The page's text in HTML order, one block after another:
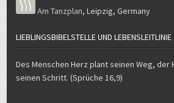
Am Tanzplan,Leipzig,Germany
LIEBLINGSBIBELSTELLE UND LEBENSLEITLINIE
Des Menschen Herz plant seinen Weg, der
seinen Schritt. (Sprüche 16,9)